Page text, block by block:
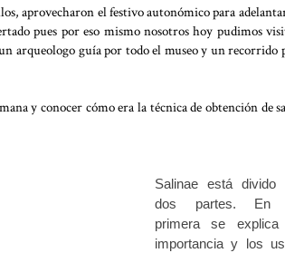
aprovecharon el festivo autonómico para
pues por eso mismo nosotros hoy pudimos
arqueologo guía por todo el museo y un recorrido
y conocer cómo era la técnica de obtención de
Salinae está divido
dos partes. En
primera se
importancia y los